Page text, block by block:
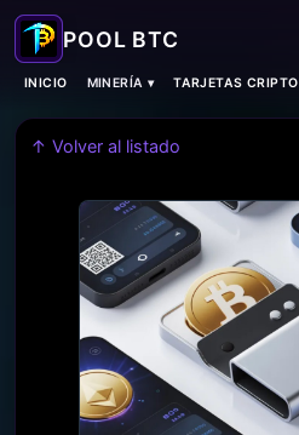
INICIO MINERÍA ▾ TARJETAS CRIPTO
↑ Volver al listado